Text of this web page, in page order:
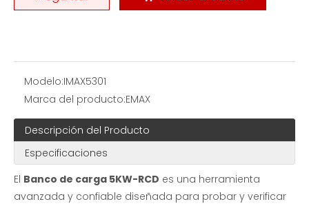
Modelo:IMAX5301
Marca del producto:EMAX
Descripción del Producto
Especificaciones
El Banco de carga 5KW-RCD es una herramienta
avanzada y confiable diseñada para probar y verificar